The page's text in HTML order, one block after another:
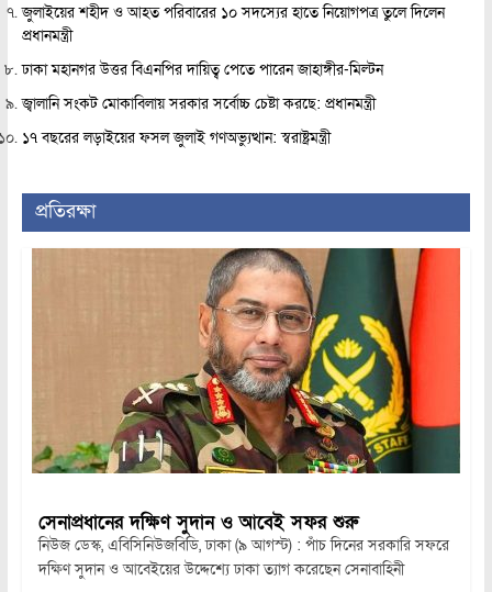
জুলাইয়ের শহীদ ও আহত পরিবারের ১০ সদস্যের হাতে নিয়োগপত্র তুলে দিলেন
প্রধানমন্ত্রী
ঢাকা মহানগর উত্তর বিএনপির দায়িত্ব পেতে পারেন জাহাঙ্গীর-মিল্টন
জ্বালানি সংকট মোকাবিলায় সরকার সর্বোচ্চ চেষ্টা করছে: প্রধানমন্ত্রী
১৭ বছরের লড়াইয়ের ফসল জুলাই গণঅভ্যুত্থান: স্বরাষ্ট্রমন্ত্রী
প্রতিরক্ষা
সেনাপ্রধানের দক্ষিণ সুদান ও আবেই সফর শুরু
নিউজ ডেস্ক, এবিসিনিউজবিডি, ঢাকা (৯ আগস্ট) : পাঁচ দিনের সরকারি সফরে
দক্ষিণ সুদান ও আবেইয়ের উদ্দেশ্যে ঢাকা ত্যাগ করেছেন সেনাবাহিনী